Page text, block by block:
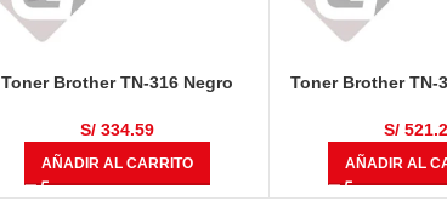
Toner Brother TN-316 Negro
S/ 334.59
AÑADIR AL CARRITO
Toner Brother TN-
S/
AÑADIR AL